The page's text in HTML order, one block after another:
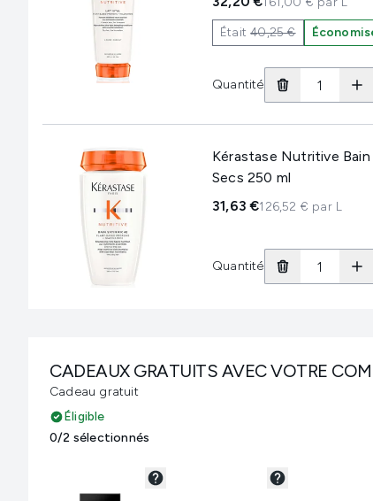
Était40,25 €
Quantité
Kérastase Nutritive
Secs 250 ml
31,63 €126,52 € par L
Quantité
CADEAUX GRATUITS AVEC VOTRE
Cadeau gratuit
Éligible
0/2 sélectionnés